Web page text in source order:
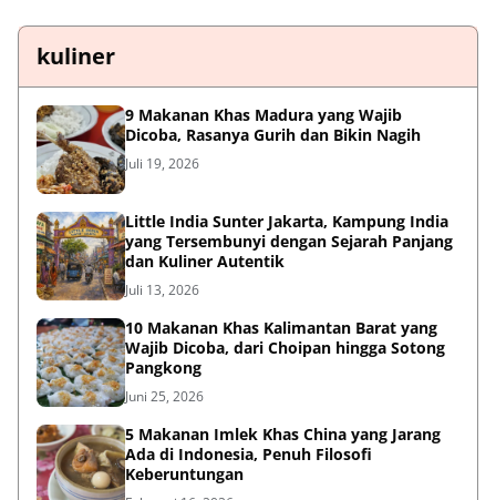
kuliner
9 Makanan Khas Madura yang Wajib
Dicoba, Rasanya Gurih dan Bikin Nagih
Juli 19, 2026
Little India Sunter Jakarta, Kampung India
yang Tersembunyi dengan Sejarah Panjang
dan Kuliner Autentik
Juli 13, 2026
10 Makanan Khas Kalimantan Barat yang
Wajib Dicoba, dari Choipan hingga Sotong
Pangkong
Juni 25, 2026
5 Makanan Imlek Khas China yang Jarang
Ada di Indonesia, Penuh Filosofi
Keberuntungan